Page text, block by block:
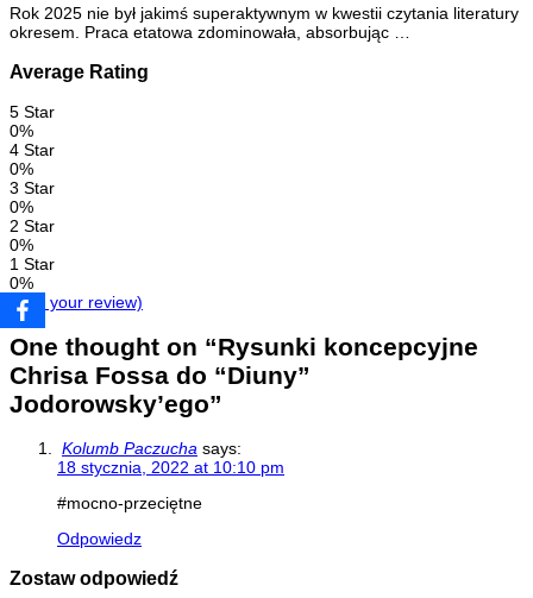
Rok 2025 nie był jakimś superaktywnym w kwestii czytania literatury
okresem. Praca etatowa zdominowała, absorbując …
Average Rating
5 Star
0%
4 Star
0%
3 Star
0%
2 Star
0%
1 Star
0%
(Add your review)
One thought on “Rysunki koncepcyjne
Chrisa Fossa do “Diuny”
Jodorowsky’ego”
Kolumb Paczucha says:
18 stycznia, 2022 at 10:10 pm
#mocno-przeciętne
Odpowiedz
Zostaw odpowiedź